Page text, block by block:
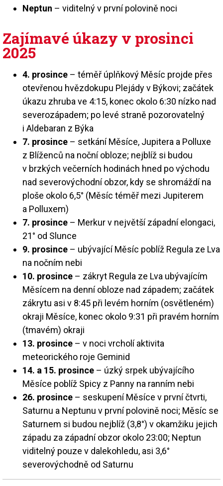
Neptun – viditelný v první polovině noci
Zajímavé úkazy v prosinci
2025
4. prosince – téměř úplňkový Měsíc projde přes
otevřenou hvězdokupu Plejády v Býkovi; začátek
úkazu zhruba ve 4:15, konec okolo 6:30 nízko nad
severozápadem; po levé straně pozorovatelný
i Aldebaran z Býka
7. prosince – setkání Měsíce, Jupitera a Polluxe
z Blíženců na noční obloze; nejblíž si budou
v brzkých večerních hodinách hned po východu
nad severovýchodní obzor, kdy se shromáždí na
ploše okolo 6,5° (Měsíc téměř mezi Jupiterem
a Polluxem)
7. prosince – Merkur v největší západní elongaci,
21° od Slunce
9. prosince – ubývající Měsíc poblíž Regula ze Lva
na nočním nebi
10. prosince – zákryt Regula ze Lva ubývajícím
Měsícem na denní obloze nad západem; začátek
zákrytu asi v 8:45 při levém horním (osvětleném)
okraji Měsíce, konec okolo 9:31 při pravém horním
(tmavém) okraji
13. prosince – v noci vrcholí aktivita
meteorického roje Geminid
14. a 15. prosince – úzký srpek ubývajícího
Měsíce poblíž Spicy z Panny na ranním nebi
26. prosince – seskupení Měsíce v první čtvrti,
Saturnu a Neptunu v první polovině noci; Měsíc se
Saturnem si budou nejblíž (3,8°) v okamžiku jejich
západu za západní obzor okolo 23:00; Neptun
viditelný pouze v dalekohledu, asi 3,6°
severovýchodně od Saturnu